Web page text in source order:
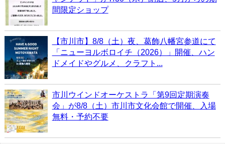
間限定ショップ
【市川市】8/8（土）夜、葛飾八幡宮参道にて
「ニューヨルボロイチ（2026）」開催、ハン
ドメイドやグルメ、クラフト...
市川ウインドオーケストラ「第9回定期演奏
会」が8/8（土）市川市文化会館で開催、入場
無料・予約不要